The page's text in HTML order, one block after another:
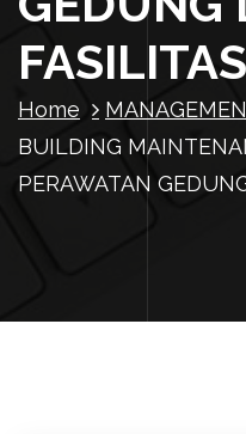
FASILITAS
Home
BUILDING
PERAWATAN